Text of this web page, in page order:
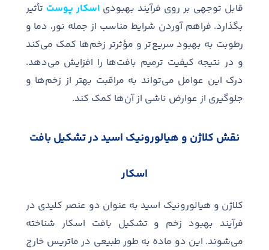
قابل توجهی بر روی فرآیند بهبودیاسکار پوست تأثیر
بگذارد. فراهم آوردن شرایط مناسب از جمله نور، دما و
رطوبت به بهبود سریعتر و مؤثرتر زخمها کمک میکند
و در نتیجه کیفیت ترمیم بافتها را افزایش میدهد.
درک این عوامل میتواند به مراقبت بهتر از زخمها و
جلوگیری از عوارض ناشی از آنها کمک کند.
نقش کلاژن و هیالورونیک اسید در تشکیل بافت
اسکار
کلاژن و هیالورونیک اسید به عنوان دو عنصر کلیدی در
فرآیند بهبود زخم و تشکیل بافت اسکار شناخته
میشوند. این دو ماده به طور طبیعی در ماتریس خارج